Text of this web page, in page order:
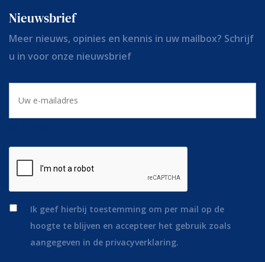
Nieuwsbrief
Meer nieuws, opinies en kennis in uw mailbox? Schrijf
u in voor onze nieuwsbrief
mailadres
*
Ik geef hierbij toestemming om per mail op de
hoogte te blijven en accepteer het gebruik zoals
aangegeven in de privacyverklaring.